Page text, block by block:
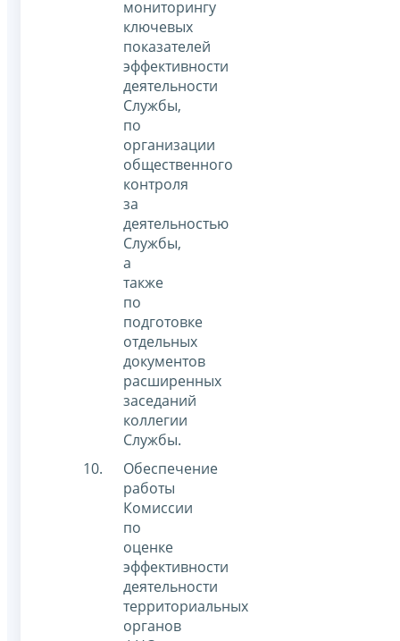
мониторингу
ключевых
показателей
эффективности
деятельности
Службы,
по
организации
общественного
контроля
за
деятельностью
Службы,
а
также
по
подготовке
отдельных
документов
расширенных
заседаний
коллегии
Службы.
Обеспечение
работы
Комиссии
по
оценке
эффективности
деятельности
территориальных
органов